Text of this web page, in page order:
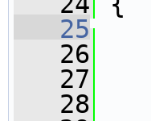
   25
   26
   27
   28